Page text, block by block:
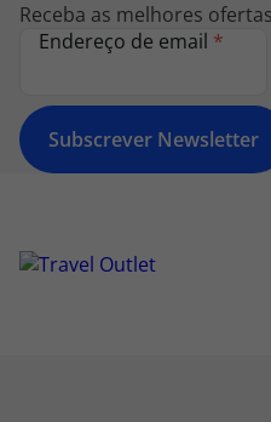
Receba as melhores
Endereço de email *
Subscrever Newsletter